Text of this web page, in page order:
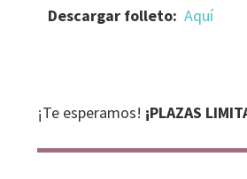
Descargar folleto: Aquí
¡Te esperamos! ¡PLAZAS